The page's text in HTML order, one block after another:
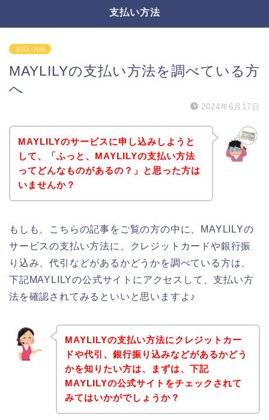
支払い方法
支払い方法
MAYLILYの支払い方法を調べている方
へ
2024年6月17日
MAYLILYのサービスに申し込みしようと
して、「ふっと、MAYLILYの支払い方法
ってどんなものがあるの？」と思った方は
いませんか？
もしも、こちらの記事をご覧の方の中に、MAYLILYの
サービスの支払い方法に、クレジットカードや銀行振
り込み、代引などがあるかどうかを調べている方は、
下記MAYLILYの公式サイトにアクセスして、支払い方
法を確認されてみるといいと思いますよ♪
MAYLILYの支払い方法にクレジットカー
ドや代引、銀行振り込みなどがあるかどう
かを知りたい方は、まずは、下記
MAYLILYの公式サイトをチェックされて
みてはいかがでしょうか？